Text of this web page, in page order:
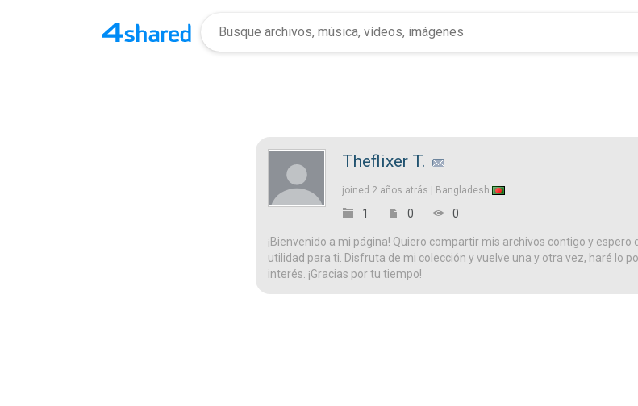
Theflixer T.
joined 2 años atrás | Bangladesh
1 0 0
¡Bienvenido a mi página! Quiero compartir mis archivos contigo y espero
utilidad para ti. Disfruta de mi colección y vuelve una y otra vez, haré lo
interés. ¡Gracias por tu tiempo!